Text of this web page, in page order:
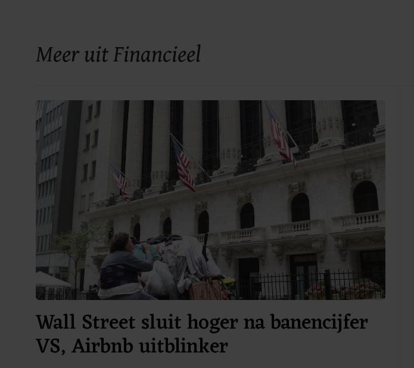
Meer uit Financieel
Wall Street sluit hoger na banencijfer
VS, Airbnb uitblinker